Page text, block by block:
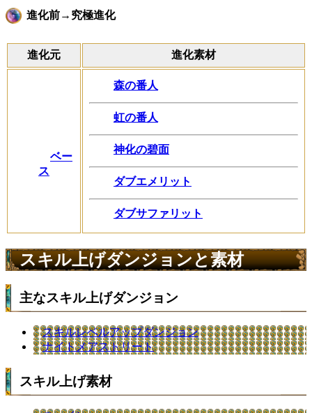
進化前→究極進化
進化元 進化素材
ベー
ス
森の番人
虹の番人
神化の碧面
ダブエメリット
ダブサファリット
スキル上げダンジョンと素材
主なスキル上げダンジョン
スキルレベルアップダンジョン
ナイトメアストリート
スキル上げ素材